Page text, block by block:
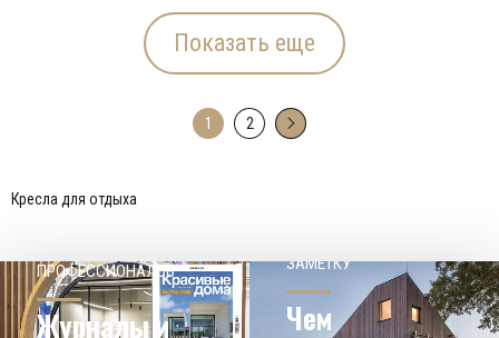
Показать еще
1 2 →
Кресла для отдыха
ПРОФЕССИОНАЛОВ
Журналы и
ЗАМЕТКУ
Чем